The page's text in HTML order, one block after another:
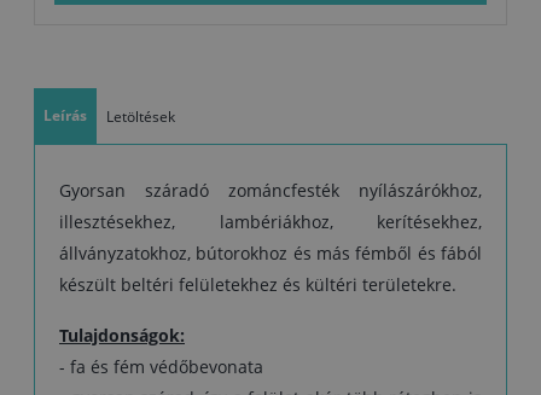
Leírás Letöltések
Gyorsan száradó zománcfesték nyílászárókhoz,
illesztésekhez, lambériákhoz, kerítésekhez,
állványzatokhoz, bútorokhoz és más fémből és fából
készült beltéri felületekhez és kültéri területekre.
Tulajdonságok:
- fa és fém védőbevonata